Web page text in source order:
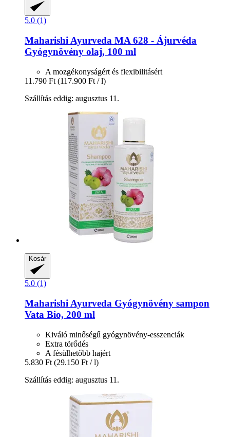
5.0 (1)
Maharishi Ayurveda MA 628 -​ Ájurvéda
Gyógynövény olaj, 100 ml
A mozgékonyságért és flexibilitásért
11.790 Ft (117.900 Ft / l)
Szállítás eddig: augusztus 11.
Kosár
5.0 (1)
Maharishi Ayurveda Gyógynövény sampon
Vata Bio, 200 ml
Kiváló minőségű gyógynövény-esszenciák
Extra törődés
A fésülhetőbb hajért
5.830 Ft (29.150 Ft / l)
Szállítás eddig: augusztus 11.